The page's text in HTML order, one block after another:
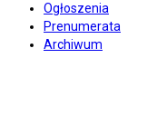
Ogłoszenia
Prenumerata
Archiwum